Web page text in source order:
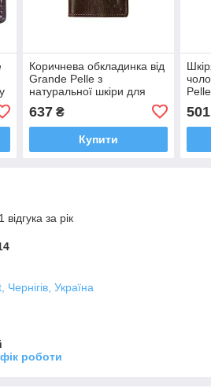
Коричнева обкладинка від
Grande Pelle з
натуральної шкіри для
посвідчення 140х100 мм
637₴
Купити
501
за рік
Україна
роботи